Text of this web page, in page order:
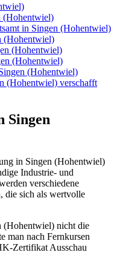
(Hohentwiel)
in Singen (Hohentwiel)
(Hohentwiel)
(Hohentwiel)
(Hohentwiel)
(Hohentwiel)
(Hohentwiel) verschafft
Singen
in Singen (Hohentwiel)
Industrie- und
verschiedene
die sich als wertvolle
(Hohentwiel) nicht die
man nach Fernkursen
Zertifikat Ausschau